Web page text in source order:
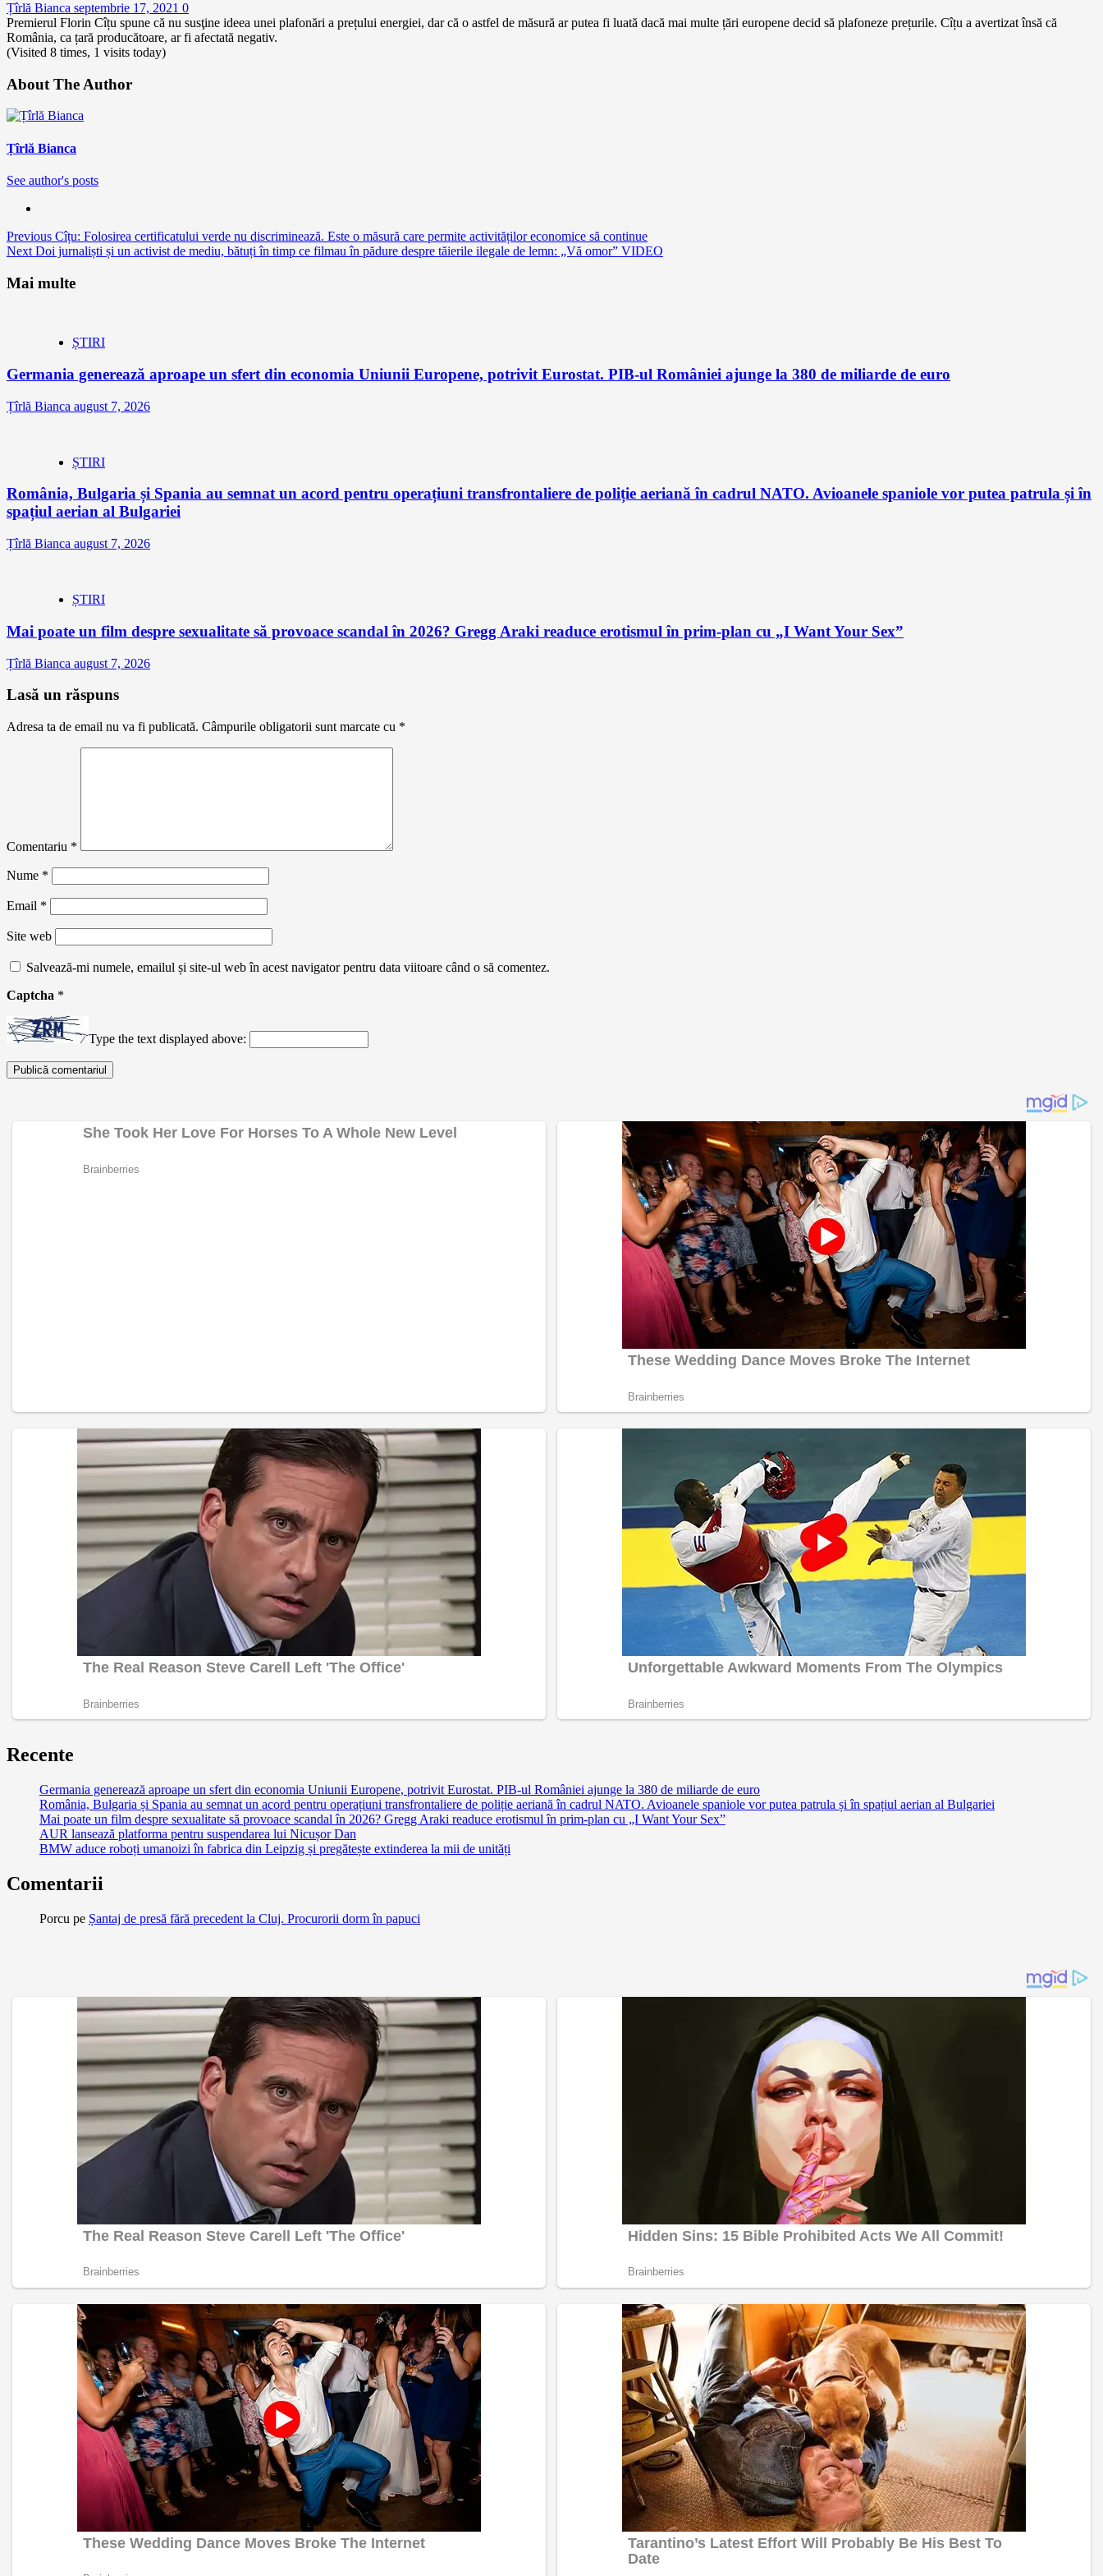
Țîrlă Bianca septembrie 17, 2021 0
Premierul Florin Cîțu spune că nu susţine ideea unei plafonări a prețului energiei, dar că o astfel de măsură ar putea fi luată dacă mai multe țări europene decid să plafoneze prețurile. Cîțu a avertizat însă că
România, ca țară producătoare, ar fi afectată negativ.
(Visited 8 times, 1 visits today)
About The Author
Țîrlă Bianca
See author's posts
Continue
Reading
Previous Cîțu: Folosirea certificatului verde nu discriminează. Este o măsură care permite activităților economice să continue
Next Doi jurnaliști și un activist de mediu, bătuți în timp ce filmau în pădure despre tăierile ilegale de lemn: „Vă omor” VIDEO
Mai multe
ȘTIRI
Germania generează aproape un sfert din economia Uniunii Europene, potrivit Eurostat. PIB-ul României ajunge la 380 de miliarde de euro
Țîrlă Bianca august 7, 2026
ȘTIRI
România, Bulgaria și Spania au semnat un acord pentru operațiuni transfrontaliere de poliție aeriană în cadrul NATO. Avioanele spaniole vor putea patrula și în
spațiul aerian al Bulgariei
Țîrlă Bianca august 7, 2026
ȘTIRI
Mai poate un film despre sexualitate să provoace scandal în 2026? Gregg Araki readuce erotismul în prim-plan cu „I Want Your Sex”
Țîrlă Bianca august 7, 2026
Lasă un răspuns
Adresa ta de email nu va fi publicată. Câmpurile obligatorii sunt marcate cu *
Comentariu *
Nume *
Email *
Site web
Salvează-mi numele, emailul și site-ul web în acest navigator pentru data viitoare când o să comentez.
Captcha *
Type the text displayed above:
Recente
Germania generează aproape un sfert din economia Uniunii Europene, potrivit Eurostat. PIB-ul României ajunge la 380 de miliarde de euro
România, Bulgaria și Spania au semnat un acord pentru operațiuni transfrontaliere de poliție aeriană în cadrul NATO. Avioanele spaniole vor putea patrula și în spațiul aerian al Bulgariei
Mai poate un film despre sexualitate să provoace scandal în 2026? Gregg Araki readuce erotismul în prim-plan cu „I Want Your Sex”
AUR lansează platforma pentru suspendarea lui Nicușor Dan
BMW aduce roboți umanoizi în fabrica din Leipzig și pregătește extinderea la mii de unități
Comentarii
Porcu pe Șantaj de presă fără precedent la Cluj. Procurorii dorm în papuci